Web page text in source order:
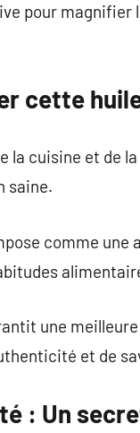
pour
cette
la cuisine et de
saine.
comme
une
et de
: Un